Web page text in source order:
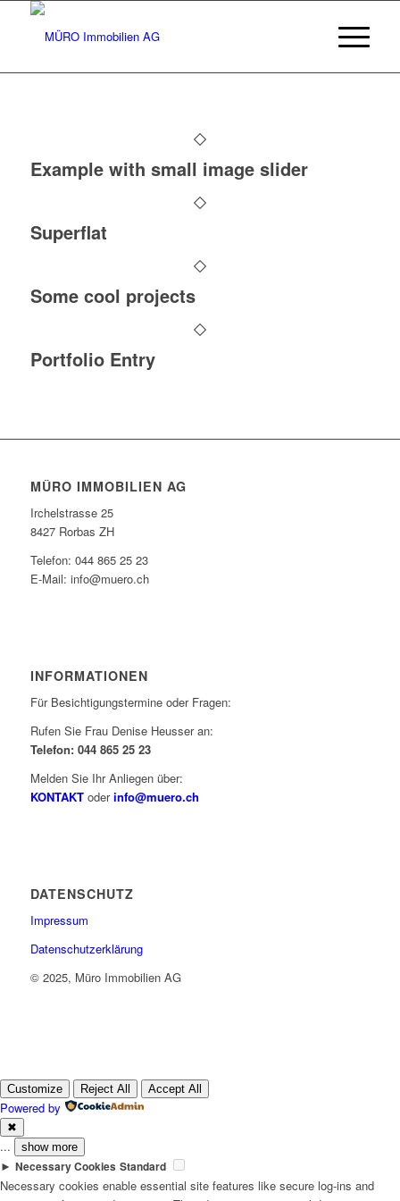
Example with small image slider
Superflat
Some cool projects
Portfolio Entry
MÜRO IMMOBILIEN AG
Irchelstrasse 25
8427 Rorbas ZH
Telefon: 044 865 25 23
E-Mail: info@muero.ch
INFORMATIONEN
Für Besichtigungstermine oder Fragen:
Rufen Sie Frau Denise Heusser an:
Telefon: 044 865 25 23
Melden Sie Ihr Anliegen über:
KONTAKToderinfo@muero.ch
DATENSCHUTZ
Impressum
Datenschutzerklärung
© 2025, Müro Immobilien AG
Customize Reject All Accept All
Powered by
✖
... show more
► Necessary Cookies Standard
Necessary cookies enable essential site features like secure log-ins and